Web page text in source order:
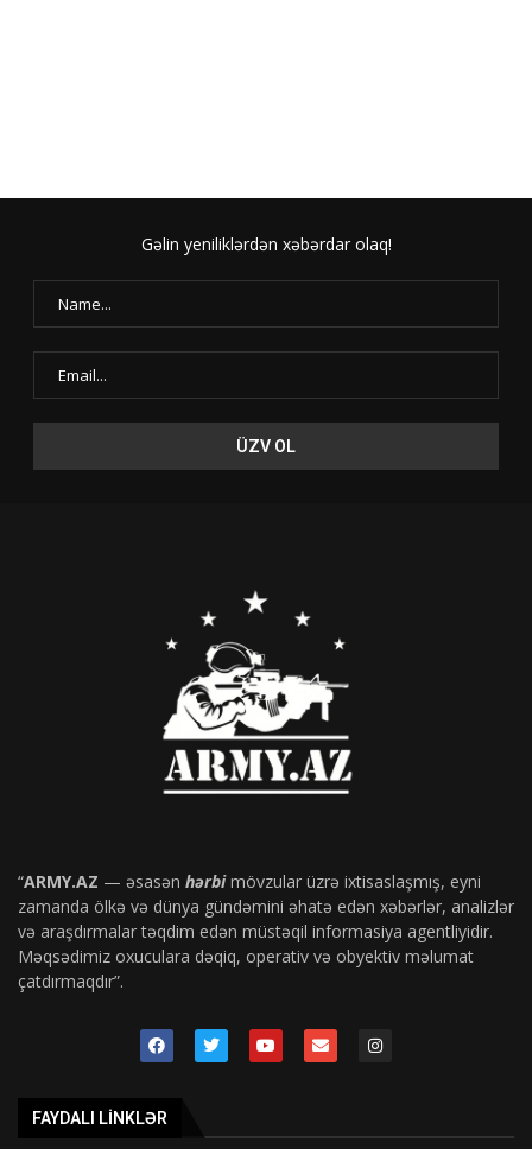
Gəlin yeniliklərdən xəbərdar olaq!
“ARMY.AZ — əsasən hərbimövzular üzrə ixtisaslaşmış, eyni
zamanda ölkə və dünya gündəmini əhatə edən xəbərlər, analizlər
və araşdırmalar təqdim edən müstəqil informasiya agentliyidir.
Məqsədimiz oxuculara dəqiq, operativ və obyektiv məlumat
çatdırmaqdır”.
FAYDALI LINKLƏR